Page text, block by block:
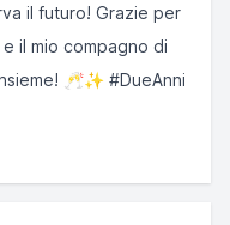
il futuro! Grazie per
il mio compagno di
🥂✨ #DueAnni